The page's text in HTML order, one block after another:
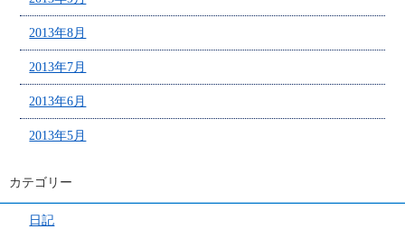
2013年8月
2013年7月
2013年6月
2013年5月
カテゴリー
日記